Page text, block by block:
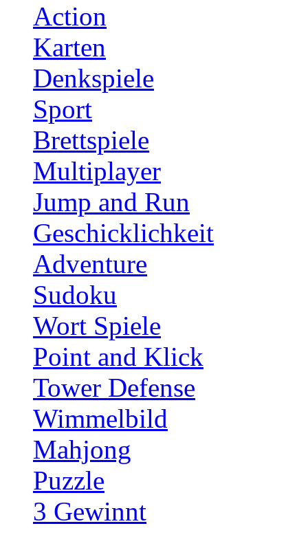
Action
Karten
Denkspiele
Sport
Brettspiele
Multiplayer
Jump and Run
Geschicklichkeit
Adventure
Sudoku
Wort Spiele
Point and Klick
Tower Defense
Wimmelbild
Mahjong
Puzzle
3 Gewinnt